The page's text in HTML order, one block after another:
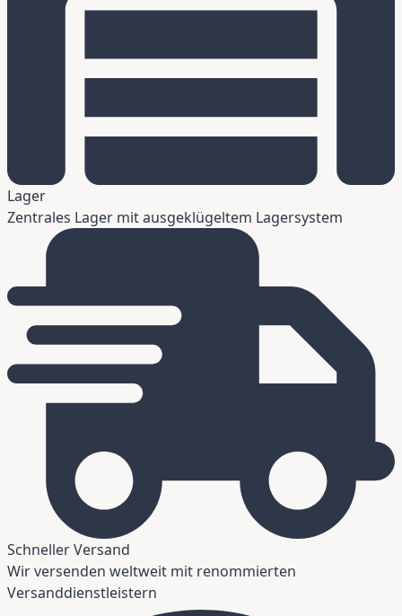
Lager
Zentrales Lager mit ausgeklügeltem Lagersystem
Schneller Versand
Wir versenden weltweit mit renommierten
Versanddienstleistern